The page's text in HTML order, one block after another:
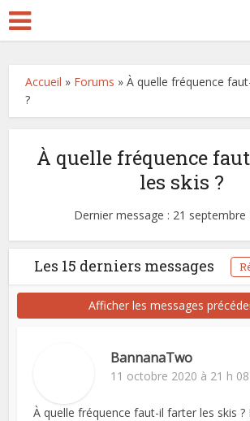
Accueil » Forums »À quelle fréquence
?
À quelle fréquence
les skis ?
Dernier message : 21 septembre
Les 15 derniers messages
Afficher les messages
BannanaTwo
11 octobre 2020 à 21 h
À quelle fréquence faut-il farter les skis